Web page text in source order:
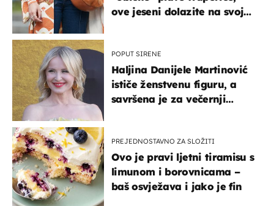
ove jeseni dolazite na svoje
POPUT SIRENE
Haljina Danijele Martinović
ističe ženstvenu figuru, a
savršena je za večernji
PREJEDNOSTAVNO ZA SLOŽITI
Ovo je pravi ljetni tiramisu s
limunom i borovnicama –
baš osvježava i jako je fin